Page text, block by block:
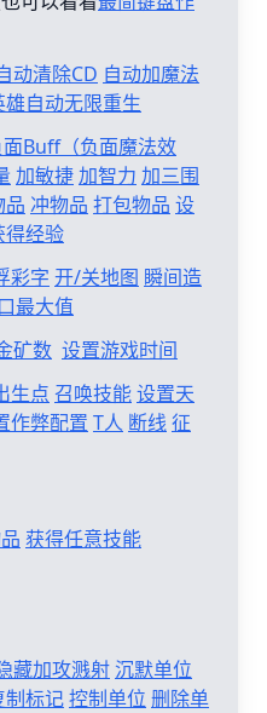
动清除CD 自动加魔法
雄自动无限重生
Buff（负面魔法效
加敏捷加智力 加三围
品 冲物品 打包物品 设
得经验
彩字 开/关地图 瞬间造
最大值
矿数 设置游戏时间
生点 召唤技能设置天
作弊配置 T人 断线征
获得任意技能
藏加攻溅射沉默单位
制标记控制单位 删除单